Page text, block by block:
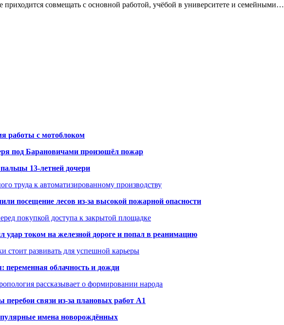
совмещать с основной работой, учёбой в университете и семейными…
работы с мотоблоком
под Барановичами произошёл пожар
13-летней дочери
труда к автоматизированному производству
посещение лесов из-за высокой пожарной опасности
покупкой доступа к закрытой площадке
удар током на железной дороге и попал в реанимацию
стоит развивать для успешной карьеры
переменная облачность и дожди
рассказывает о формировании народа
связи из-за плановых работ A1
имена новорождённых